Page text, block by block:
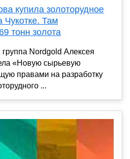
купила золоторудное
Чукотке. Там
тонн золота
Nordgold Алексея
«Новую сырьевую
правами на разработку
...